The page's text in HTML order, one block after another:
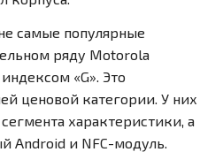
самые популярные
ряду Motorola
«G». Это
ценовой категории. У них
характеристики, а
Android и NFC-модуль.